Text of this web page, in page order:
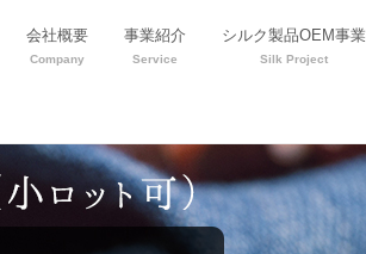
会社概要
Company
事業紹介
Service
シルク製品OEM事業
Silk Project